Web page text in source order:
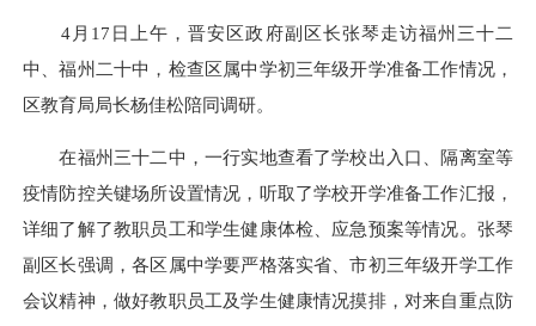
4月17日上午，晋安区政府副区长张琴走访福州三十二
中、福州二十中，检查区属中学初三年级开学准备工作情况，
区教育局局长杨佳松陪同调研。
在福州三十二中，一行实地查看了学校出入口、隔离室等
疫情防控关键场所设置情况，听取了学校开学准备工作汇报，
详细了解了教职员工和学生健康体检、应急预案等情况。张琴
副区长强调，各区属中学要严格落实省、市初三年级开学工作
会议精神，做好教职员工及学生健康情况摸排，对来自重点防